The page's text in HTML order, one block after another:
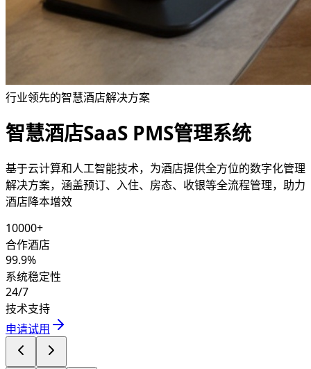
行业领先的智慧酒店解决方案
智慧酒店SaaS PMS管理系统
基于云计算和人工智能技术，为酒店提供全方位的数字化管理
解决方案，涵盖预订、入住、房态、收银等全流程管理，助力
酒店降本增效
10000+
合作酒店
99.9%
系统稳定性
24/7
技术支持
申请试用